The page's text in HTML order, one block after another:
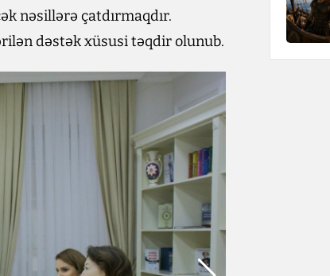
nəsillərə çatdırmaqdır.
dəstək xüsusi təqdir olunub.